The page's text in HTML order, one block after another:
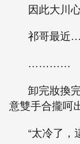
因此大川
祁哥最近
…………
卸完妝換
意雙手合攏呵
“太冷了，